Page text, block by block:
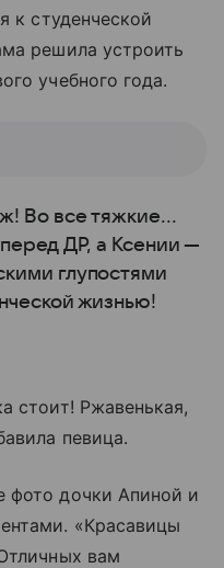
к студенческой
решила устроить
учебного года.
Во все тяжкие...
ДР, а Ксении —
глупостями
жизнью!
стоит! Ржавенькая,
певица.
фото дочки Апиной и
«Красавицы
вам